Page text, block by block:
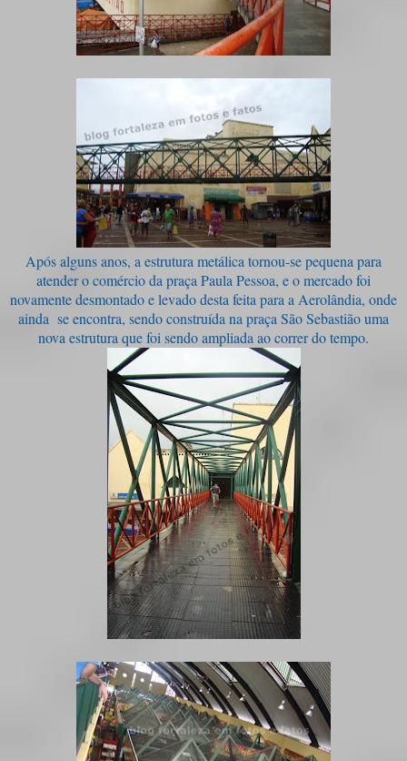
Após alguns anos, a estrutura metálica tornou-se pequena para
atender o comércio da praça Paula Pessoa, e o mercado foi
novamente desmontado e levado desta feita para a Aerolândia, onde
ainda se encontra, sendo construída na praça São Sebastião uma
nova estrutura que foi sendo ampliada ao correr do tempo.